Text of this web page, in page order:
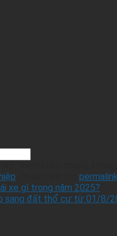
tính tham khảo chung,
permalink
xe gì trong năm 2025?
sang đất thổ cư từ 01/8/